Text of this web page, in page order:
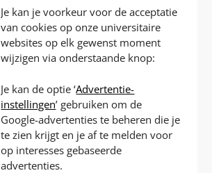
Je kan je voorkeur voor de acceptatie
van cookies op onze universitaire
websites op elk gewenst moment
wijzigen via onderstaande knop:
Je kan de optie ‘Advertentie-
instellingen’ gebruiken om de
Google-advertenties te beheren die je
te zien krijgt en je af te melden voor
op interesses gebaseerde
advertenties.